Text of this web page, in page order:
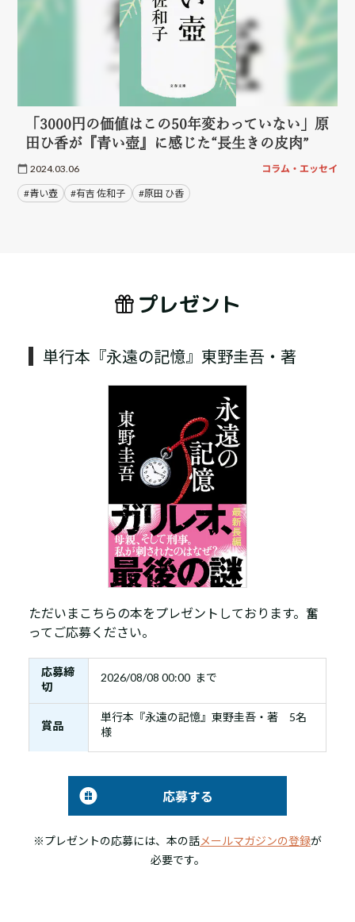
「3000円の価値はこの50年変わっていない」原
田ひ香が『青い壺』に感じた“長生きの皮肉”
2024.03.06 コラム・エッセイ
#青い壺 #有吉 佐和子 #原田 ひ香
プレゼント
単行本『永遠の記憶』東野圭吾・著
ただいまこちらの本をプレゼントしております。奮
ってご応募ください。
応募締
切
2026/08/08 00:00 まで
賞品
単行本『永遠の記憶』東野圭吾・著 5名
様
応募する
※プレゼントの応募には、本の話メールマガジンの登録が
必要です。